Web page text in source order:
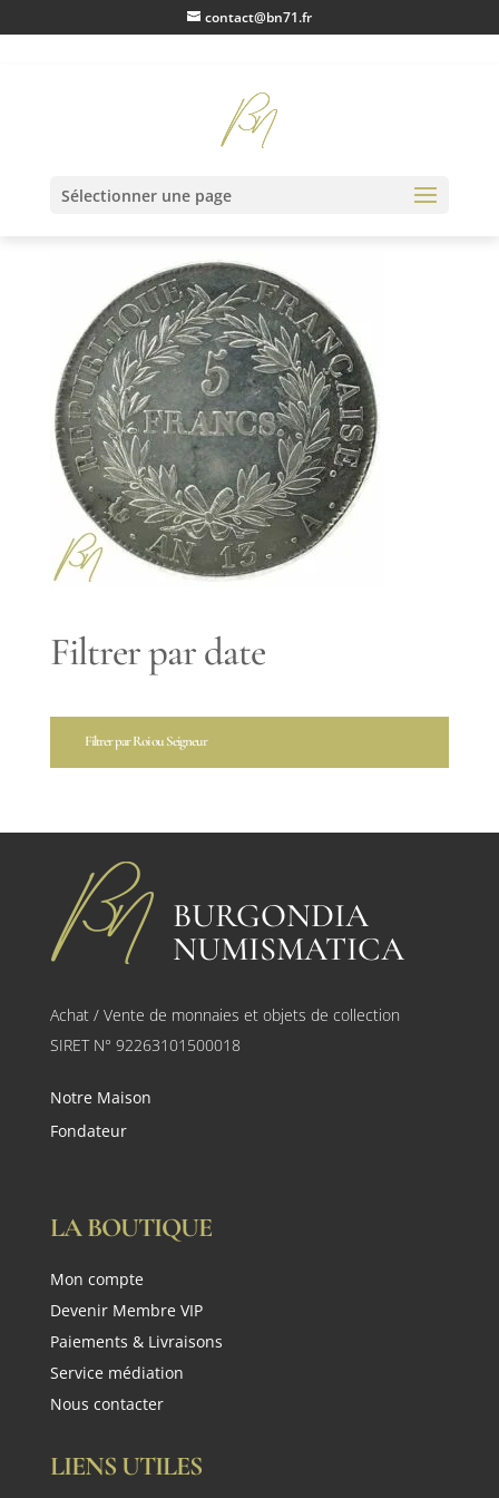
contact@bn71.fr
Sélectionner une page
IMG20230112164027
Filtrer par date
Filtrer par Roi ou Seigneur
BURGONDIA
NUMISMATICA
Achat / Vente de monnaies et objets de collection
SIRET N° 92263101500018
Notre Maison
Fondateur
LA BOUTIQUE
Mon compte
Devenir Membre VIP
Paiements & Livraisons
Service médiation
Nous contacter
LIENS UTILES